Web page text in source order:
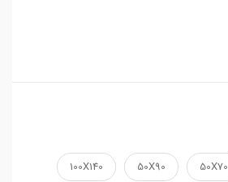
50X70
50X90
100X140